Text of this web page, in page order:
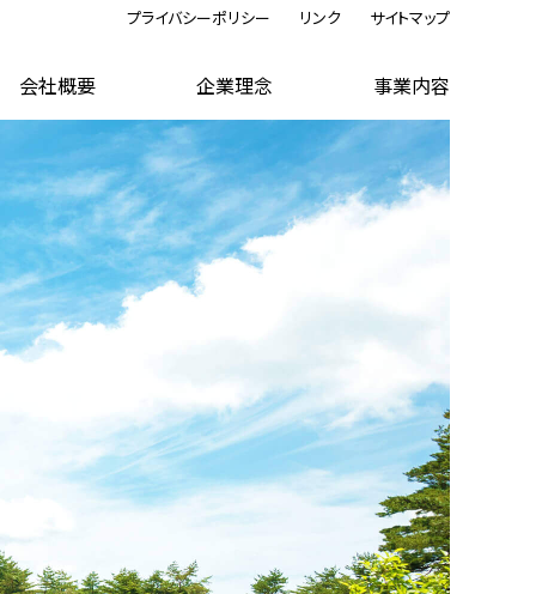
プライバシーポリシー リンク サイトマップ
会社概要 企業理念 事業内容